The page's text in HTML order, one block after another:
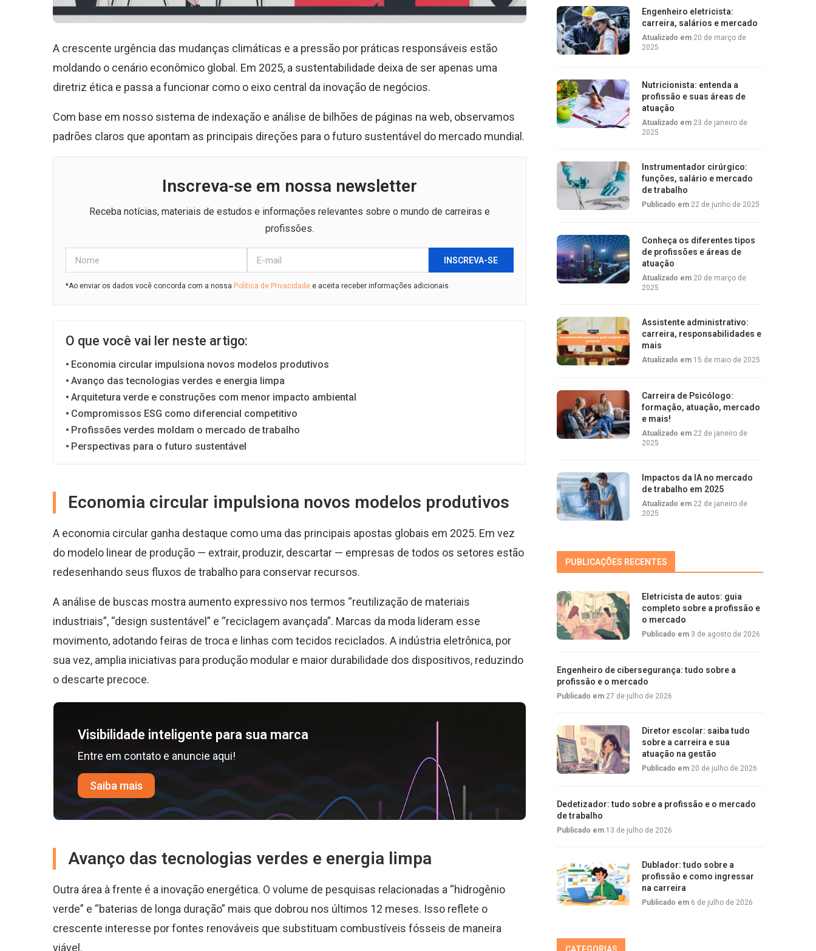
A crescente urgência das mudanças climáticas e a pressão por práticas responsáveis estão
moldando o cenário econômico global. Em 2025, a sustentabilidade deixa de ser apenas uma
diretriz ética e passa a funcionar como o eixo central da inovação de negócios.
Com base em nosso sistema de indexação e análise de bilhões de páginas na web, observamos
padrões claros que apontam as principais direções para o futuro sustentável do mercado mundial.
Inscreva-se em nossa newsletter
Receba notícias, materiais de estudos e informações relevantes sobre o mundo de carreiras e
profissões.
INSCREVA-SE
*Ao enviar os dados você concorda com a nossa Política de Privacidade e aceita receber informações adicionais.
O que você vai ler neste artigo:
Economia circular impulsiona novos modelos produtivos
Avanço das tecnologias verdes e energia limpa
Arquitetura verde e construções com menor impacto ambiental
Compromissos ESG como diferencial competitivo
Profissões verdes moldam o mercado de trabalho
Perspectivas para o futuro sustentável
Economia circular impulsiona novos modelos produtivos
A economia circular ganha destaque como uma das principais apostas globais em 2025. Em vez
do modelo linear de produção — extrair, produzir, descartar — empresas de todos os setores estão
redesenhando seus fluxos de trabalho para conservar recursos.
A análise de buscas mostra aumento expressivo nos termos “reutilização de materiais
industriais”, “design sustentável” e “reciclagem avançada”. Marcas da moda lideram esse
movimento, adotando feiras de troca e linhas com tecidos reciclados. A indústria eletrônica, por
sua vez, amplia iniciativas para produção modular e maior durabilidade dos dispositivos, reduzindo
o descarte precoce.
Visibilidade inteligente para sua marca
Entre em contato e anuncie aqui!
Saiba mais
Avanço das tecnologias verdes e energia limpa
Outra área à frente é a inovação energética. O volume de pesquisas relacionadas a “hidrogênio
verde” e “baterias de longa duração” mais que dobrou nos últimos 12 meses. Isso reflete o
crescente interesse por fontes renováveis que substituam combustíveis fósseis de maneira
viável.
Engenheiro eletricista:
carreira, salários e mercado
Atualizado em 20 de março de
2025
Nutricionista: entenda a
profissão e suas áreas de
atuação
Atualizado em 23 de janeiro de
2025
Instrumentador cirúrgico:
funções, salário e mercado
de trabalho
Publicado em 22 de junho de 2025
Conheça os diferentes tipos
de profissões e áreas de
atuação
Atualizado em 20 de março de
2025
Assistente administrativo:
carreira, responsabilidades e
mais
Atualizado em 15 de maio de 2025
Carreira de Psicólogo:
formação, atuação, mercado
e mais!
Atualizado em 22 de janeiro de
2025
Impactos da IA no mercado
de trabalho em 2025
Atualizado em 22 de janeiro de
2025
PUBLICAÇÕES RECENTES
Eletricista de autos: guia
completo sobre a profissão e
o mercado
Publicado em 3 de agosto de 2026
Engenheiro de cibersegurança: tudo sobre a
profissão e o mercado
Publicado em 27 de julho de 2026
Diretor escolar: saiba tudo
sobre a carreira e sua
atuação na gestão
Publicado em 20 de julho de 2026
Dedetizador: tudo sobre a profissão e o mercado
de trabalho
Publicado em 13 de julho de 2026
Dublador: tudo sobre a
profissão e como ingressar
na carreira
Publicado em 6 de julho de 2026